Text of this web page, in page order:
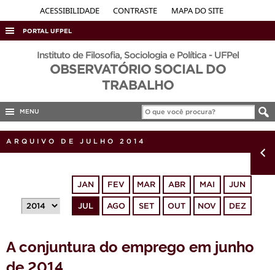
ACESSIBILIDADE CONTRASTE MAPA DO SITE
PORTAL UFPEL
ACESSO À INFORMAÇÃO
AUDITORIA
CONCURSOS
PORTARIAS
Instituto de Filosofia, Sociologia e Política - UFPel
OBSERVATÓRIO SOCIAL DO
TRABALHO
MENU
ARQUIVO DE JULHO 2014
JAN FEV MAR ABR MAI JUN
JUL AGO SET OUT NOV DEZ
A conjuntura do emprego em junho
de 2014